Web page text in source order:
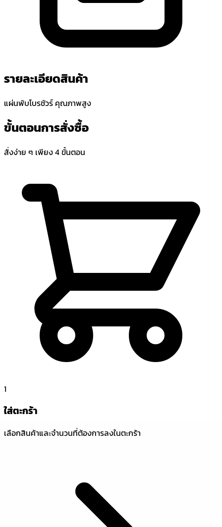
รายละเอียดสินค้า
แผ่นพับโบรชัวร์ คุณภาพสูง
ขั้นตอนการสั่งซื้อ
สั่งง่าย ๆ เพียง 4 ขั้นตอน
1
ใส่ตะกร้า
เลือกสินค้าและจำนวนที่ต้องการลงในตะกร้า